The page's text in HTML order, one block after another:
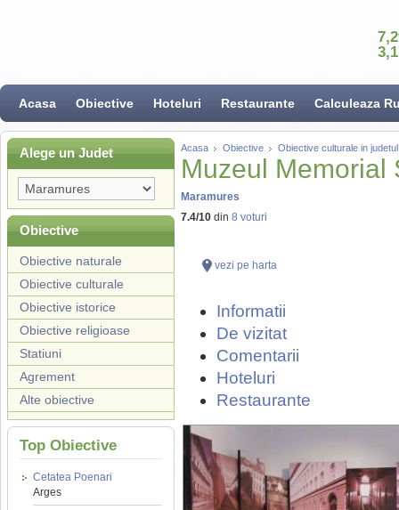
Acasa Obiective Hoteluri Restaurante Calculeaza
Alege un Judet
Obiective
Obiective naturale
Obiective culturale
Obiective istorice
Obiective religioase
Statiuni
Agrement
Alte obiective
Top Obiective
Cetatea Poenari
Arges
Acasa Obiective Obiective culturale in
Muzeul Memorial
Maramures
7.4/10 din 8 voturi
vezi pe harta
Informatii
De vizitat
Comentarii
Hoteluri
Restaurante